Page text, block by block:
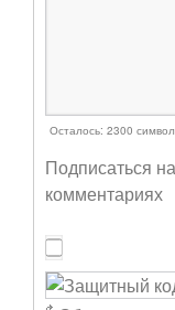
Осталось: 2300
Подписаться
комментариях